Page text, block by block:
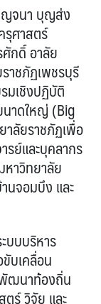
ญจนา บุญส่ง
ศาสตร์
กดิ์ อาลัย
าชภัฏเพชรบุรี
มเชิงปฏิบัติ
นาดใหญ่ (Big
ลัยราชภัฏเพื่อ
ย์และบุคลากร
าวิทยาลัย
นจอมบึง และ
บบบริหาร
บเคลื่อน
ฒนาท้องถิ่น
ร์ วิจัย และ